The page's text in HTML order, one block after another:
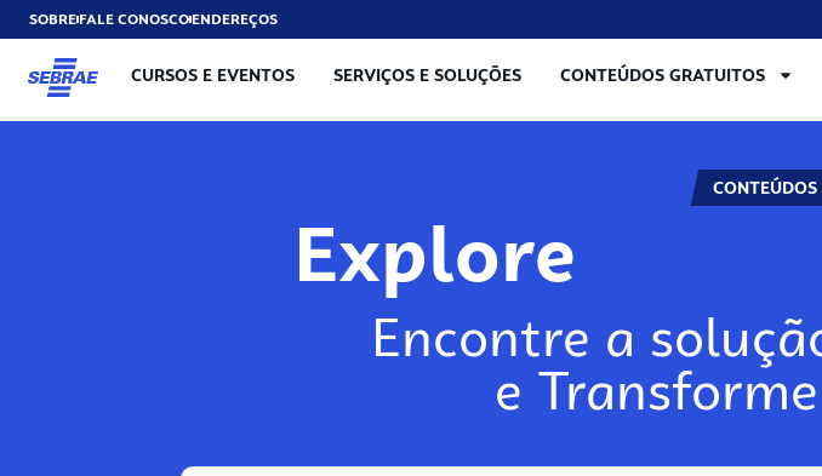
SOBREFALE CONOSCOENDEREÇOS
CURSOS E EVENTOS SERVIÇOS E SOLUÇÕES CONTEÚDOS GRATUITOS
Explore
Encontre a
e